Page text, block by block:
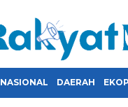
NASIONAL DAERAH